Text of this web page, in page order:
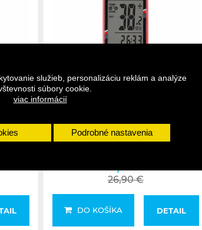
služieb, personalizáciu reklám a analýze
súbory cookie.
viac informácií
Podrobné nastavenia
26,90 €
DO KOŠÍKA DETAIL